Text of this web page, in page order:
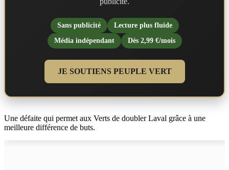
Sans publicité
Lecture plus fluide
Média indépendant
Dès 2,99 €/mois
JE SOUTIENS PEUPLE VERT
Une défaite qui permet aux Verts de doubler Laval grâce à une
meilleure différence de buts.